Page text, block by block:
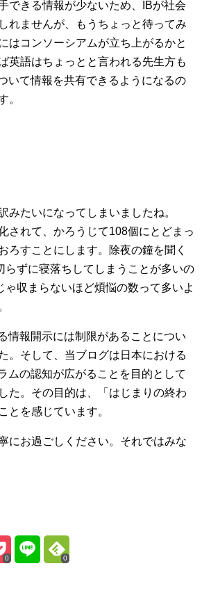
できる情報が少ないため、IBが社会
れませんが、もうちょっと待ってみ
はコンソーシアムが立ち上がるかと
英語はちょっとと言われる先生方も
いて情報を共有できるようになるの
。
みたいになってしまいましたね。
されて、かろうじて108個にとどまっ
ろすことにします。除夜の鐘を聞く
らずに寝落ちしてしまうことが多いの
ゃ収まらないほど煩悩の数って多いよ
情報開示には制限があることについ
。そして、当ブログは日本における
ムの認知が広がることを目的として
た。その目的は、「はじまりの終わ
とを感じています。
にお過ごしください。それではみな
0 0